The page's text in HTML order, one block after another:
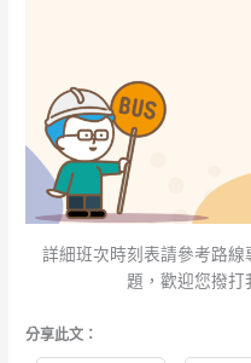
詳細班次時刻表請參考路
題，歡迎您撥打
分享此文：